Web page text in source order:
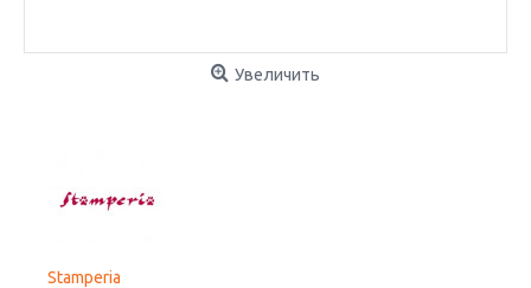
Увеличить
Stamperia